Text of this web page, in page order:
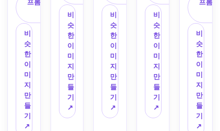
확한
공간
으로
활용
하여
밝은
스칸
디나
비아
미니
멀리
스트
프롬프트 복
비
슷
한
이
미
지
만
들
기
↗
차분
한 자
판디
스타
일로
새롭
게 디
자인
해보
세요.
따뜻
한 중
비
슷
한
이
미
지
만
들
기
↗
인 모
던 인
테리
어로
탈바
꿈시
킨다.
곡선
가구,
트라
버틴
스타
비
슷
한
이
미
지
만
들
기
↗
하여
모던
럭셔
리 인
테리
어로
리스
타일
링하
세요.
우아
한 가
비
슷
한
이
미
지
만
들
기
↗
정확
한 레
이아
웃으
로 사
용하
고 더
크고
밝고
기능
적으
로 느
프롬
비
슷
한
이
미
지
만
들
기
↗